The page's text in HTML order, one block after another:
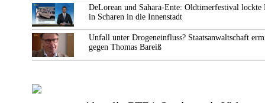
DeLorean und Sahara-Ente: Oldtimerfestival lockte
in Scharen in die Innenstadt
Unfall unter Drogeneinfluss? Staatsanwaltschaft
gegen Thomas Bareiß